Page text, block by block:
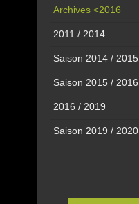
Archives <2016
2011 / 2014
Saison 2014 / 2015
Saison 2015 / 2016
2016 / 2019
Saison 2019 / 2020